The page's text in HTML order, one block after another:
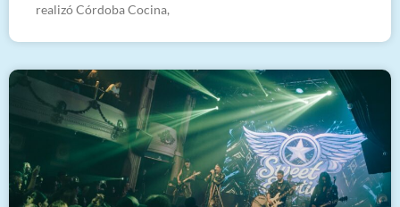
realizó Córdoba Cocina,